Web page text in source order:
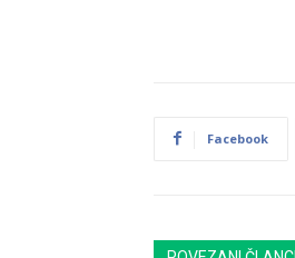
Facebook